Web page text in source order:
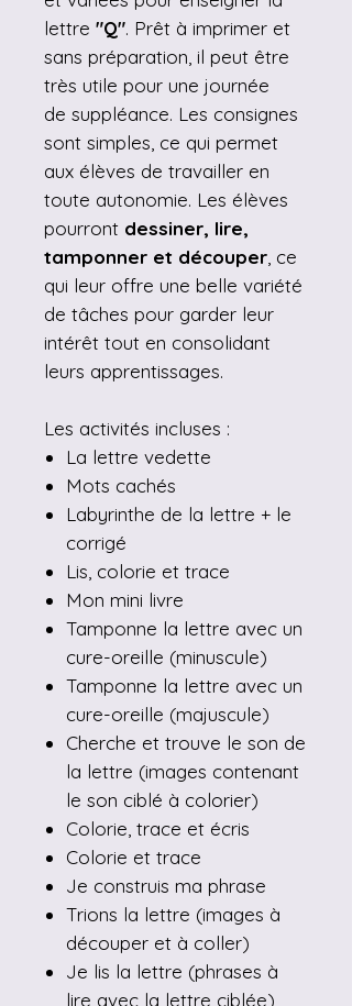
lettre "Q". Prêt à imprimer et
sans préparation, il peut être
très utile pour une journée
de suppléance. Les consignes
sont simples, ce qui permet
aux élèves de travailler en
toute autonomie. Les élèves
pourront dessiner, lire,
tamponner et découper, ce
qui leur offre une belle variété
de tâches pour garder leur
intérêt tout en consolidant
leurs apprentissages.
Les activités incluses :
La lettre vedette
Mots cachés
Labyrinthe de la lettre + le
corrigé
Lis, colorie et trace
Mon mini livre
Tamponne la lettre avec un
cure-oreille (minuscule)
Tamponne la lettre avec un
cure-oreille (majuscule)
Cherche et trouve le son de
la lettre (images contenant
le son ciblé à colorier)
Colorie, trace et écris
Colorie et trace
Je construis ma phrase
Trions la lettre (images à
découper et à coller)
Je lis la lettre (phrases à
lire avec la lettre ciblée)